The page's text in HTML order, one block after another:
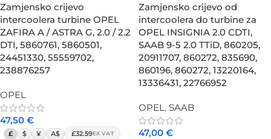
Zamjensko crijevo
intercoolera turbine OPEL
ZAFIRA A / ASTRA G, 2.0 / 2.2
DTI, 5860761, 5860501,
24451330, 55559702,
238876257
OPEL
47,50 €
£ $ ¥ A$ £32.59EX VAT
Zamjensko crijevo od
intercoolera do turbine za
OPEL INSIGNIA 2.0 CDTI,
SAAB 9-5 2.0 TTiD, 860205,
20911707, 860272, 835690,
860196, 860272, 13220164,
13336431, 22766952
OPEL, SAAB
47,00 €